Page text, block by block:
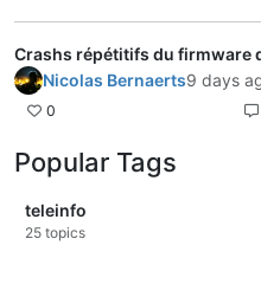
Crashs répétitifs du firmware
Nicolas Bernaerts9 days
0
Popular Tags
teleinfo
25 topics